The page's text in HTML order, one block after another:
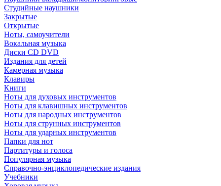
Студийные наушники
Закрытые
Открытые
Ноты, самоучители
Вокальная музыка
Диски CD DVD
Издания для детей
Камерная музыка
Клавиры
Книги
Ноты для духовых инструментов
Ноты для клавишных инструментов
Ноты для народных инструментов
Ноты для струнных инструментов
Ноты для ударных инструментов
Папки для нот
Партитуры и голоса
Популярная музыка
Справочно-энциклопедические издания
Учебники